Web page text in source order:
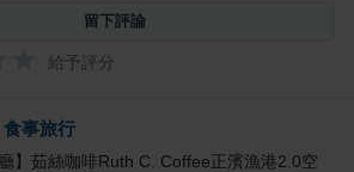
留下評論
給予評分
事旅行
廳】茹絲咖啡Ruth C. Coffee正濱漁港2.0空